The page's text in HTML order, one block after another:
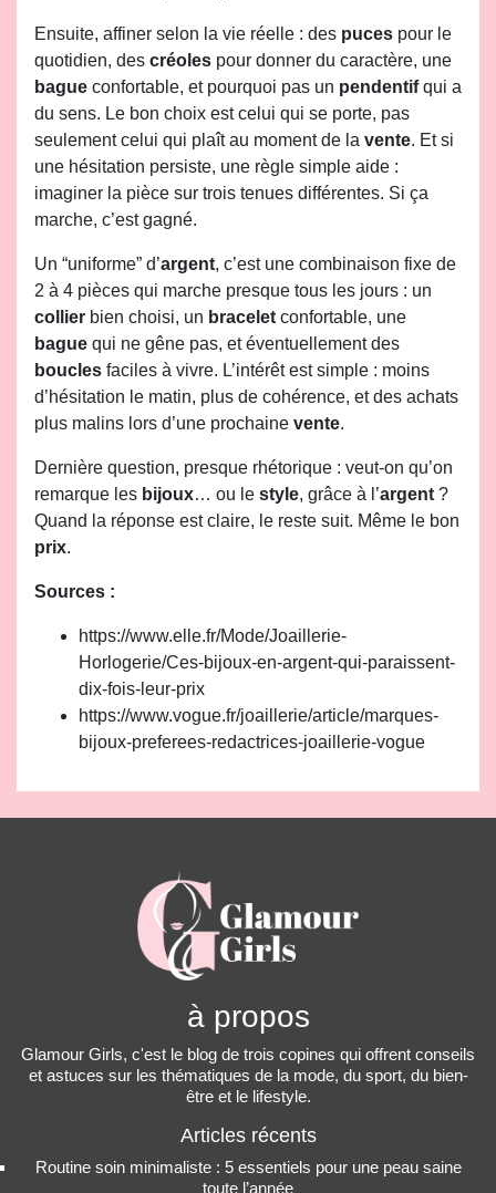
Ensuite, affiner selon la vie réelle : des puces pour le
quotidien, des créoles pour donner du caractère, une
bague confortable, et pourquoi pas un pendentifqui a
du sens. Le bon choix est celui qui se porte, pas
seulement celui qui plaît au moment de la vente. Et si
une hésitation persiste, une règle simple aide :
imaginer la pièce sur trois tenues différentes. Si ça
marche, c’est gagné.
Un “uniforme” d’argent, c’est une combinaison fixe de
2 à 4 pièces qui marche presque tous les jours : un
collier bien choisi, un bracelet confortable, une
bague qui ne gêne pas, et éventuellement des
boucles faciles à vivre. L’intérêt est simple : moins
d’hésitation le matin, plus de cohérence, et des achats
plus malins lors d’une prochaine vente.
Dernière question, presque rhétorique : veut-on qu’on
remarque les bijoux… ou le style, grâce à l’argent ?
Quand la réponse est claire, le reste suit. Même le bon
prix.
Sources :
https://www.elle.fr/Mode/Joaillerie-
Horlogerie/Ces-bijoux-en-argent-qui-paraissent-
dix-fois-leur-prix
https://www.vogue.fr/joaillerie/article/marques-
bijoux-preferees-redactrices-joaillerie-vogue
à propos
Glamour Girls, c'est le blog de trois copines qui offrent conseils
et astuces sur les thématiques de la mode, du sport, du bien-
être et le lifestyle.
Articles récents
Routine soin minimaliste : 5 essentiels pour une peau saine
toute l’année